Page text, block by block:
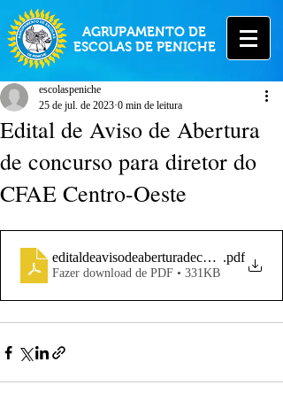
AGRUPAMENTO DE
ESCOLAS DE PENICHE
Edital de Aviso de Abertura
de concurso para diretor do
CFAE Centro-Oeste
escolaspeniche
25 de jul. de 2023 0 min de leitura
editaldeavisodeaberturadeconcursodiretor
.pdf
Fazer download de PDF • 331KB